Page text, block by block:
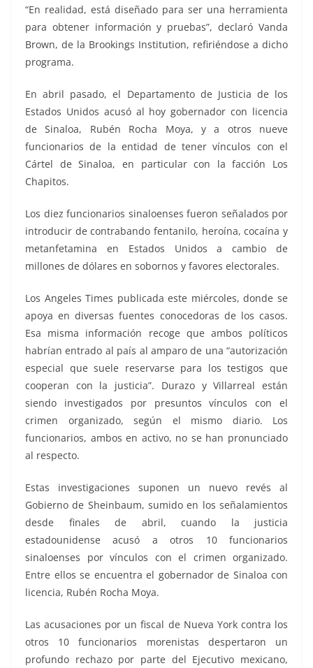
“En realidad, está diseñado para ser una herramienta
para obtener información y pruebas”, declaró Vanda
Brown, de la Brookings Institution, refiriéndose a dicho
programa.
En abril pasado, el Departamento de Justicia de los
Estados Unidos acusó al hoy gobernador con licencia
de Sinaloa, Rubén Rocha Moya, y a otros nueve
funcionarios de la entidad de tener vínculos con el
Cártel de Sinaloa, en particular con la facción Los
Chapitos.
Los diez funcionarios sinaloenses fueron señalados por
introducir de contrabando fentanilo, heroína, cocaína y
metanfetamina en Estados Unidos a cambio de
millones de dólares en sobornos y favores electorales.
Los Angeles Times publicada este miércoles, donde se
apoya en diversas fuentes conocedoras de los casos.
Esa misma información recoge que ambos políticos
habrían entrado al país al amparo de una “autorización
especial que suele reservarse para los testigos que
cooperan con la justicia”. Durazo y Villarreal están
siendo investigados por presuntos vínculos con el
crimen organizado, según el mismo diario. Los
funcionarios, ambos en activo, no se han pronunciado
al respecto.
Estas investigaciones suponen un nuevo revés al
Gobierno de Sheinbaum, sumido en los señalamientos
desde finales de abril, cuando la justicia
estadounidense acusó a otros 10 funcionarios
sinaloenses por vínculos con el crimen organizado.
Entre ellos se encuentra el gobernador de Sinaloa con
licencia, Rubén Rocha Moya.
Las acusaciones por un fiscal de Nueva York contra los
otros 10 funcionarios morenistas despertaron un
profundo rechazo por parte del Ejecutivo mexicano,